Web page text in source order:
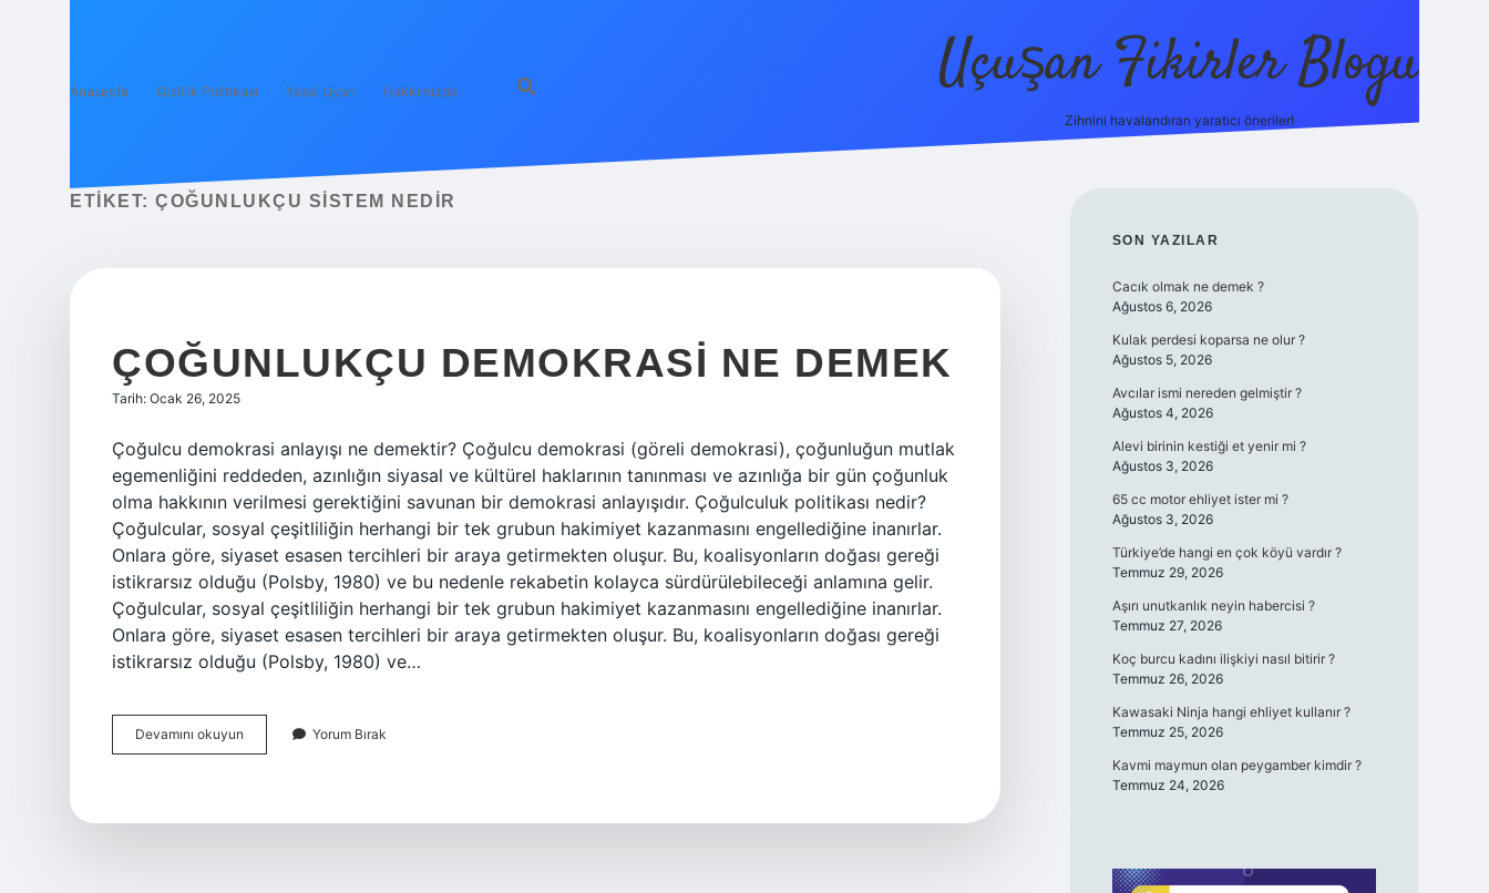
Anasayfa Gizlilik Politikası Yasal Uyarı Hakkımızda Uçuşan Fikirler Blogu
Zihnini havalandıran yaratıcı öneriler!
ETIKET: ÇOĞUNLUKÇU SISTEM NEDIR
ÇOĞUNLUKÇU DEMOKRASI NE DEMEK
Tarih: Ocak 26, 2025
Çoğulcu demokrasi anlayışı ne demektir? Çoğulcu demokrasi (göreli demokrasi), çoğunluğun mutlak
egemenliğini reddeden, azınlığın siyasal ve kültürel haklarının tanınması ve azınlığa bir gün çoğunluk
olma hakkının verilmesi gerektiğini savunan bir demokrasi anlayışıdır. Çoğulculuk politikası nedir?
Çoğulcular, sosyal çeşitliliğin herhangi bir tek grubun hakimiyet kazanmasını engellediğine inanırlar.
Onlara göre, siyaset esasen tercihleri ​​bir araya getirmekten oluşur. Bu, koalisyonların doğası gereği
istikrarsız olduğu (Polsby, 1980) ve bu nedenle rekabetin kolayca sürdürülebileceği anlamına gelir.
Çoğulcular, sosyal çeşitliliğin herhangi bir tek grubun hakimiyet kazanmasını engellediğine inanırlar.
Onlara göre, siyaset esasen tercihleri ​​bir araya getirmekten oluşur. Bu, koalisyonların doğası gereği
istikrarsız olduğu (Polsby, 1980) ve…
Devamını okuyun Çoğunlukçu
Demokrasi
Yorum Bırak
SIDEBAR
SON YAZILAR
Cacık olmak ne demek ?
Ağustos 6, 2026
Kulak perdesi koparsa ne olur ?
Ağustos 5, 2026
Avcılar ismi nereden gelmiştir ?
Ağustos 4, 2026
Alevi birinin kestiği et yenir mi ?
Ağustos 3, 2026
65 cc motor ehliyet ister mi ?
Ağustos 3, 2026
Türkiye’de hangi en çok köyü vardır ?
Temmuz 29, 2026
Aşırı unutkanlık neyin habercisi ?
Temmuz 27, 2026
Koç burcu kadını ilişkiyi nasıl bitirir ?
Temmuz 26, 2026
Kawasaki Ninja hangi ehliyet kullanır ?
Temmuz 25, 2026
Kavmi maymun olan peygamber kimdir ?
Temmuz 24, 2026